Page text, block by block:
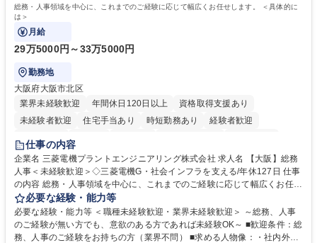
総務・人事領域を中心に、これまでのご経験に応じて幅広くお任せします。 ＜具体的に
は＞
月給
29万5000円～33万5000円
勤務地
大阪府大阪市北区
業界未経験歓迎
年間休日120日以上
資格取得支援あり
未経験者歓迎
住宅手当あり 時短勤務あり
経験者歓迎
退職金あり
駅近5分以内
土日祝休み 服装自由 寮・社宅あり 食事補助あり
仕事の内容
企業名 三菱電機プラントエンジニアリング株式会社 求人名 【大阪】総務
人事＜未経験歓迎＞◇三菱電機G・社会インフラを支える/年休127日 仕事
の内容 総務・人事領域を中心に、これまでのご経験に応じて幅広くお任せ
します。 ＜具体的には＞ ・総務/人事労務（給与・社保・勤怠管理など）
・採用・教育研修 ・福利厚生運用 など ※基本的には事務所勤務ですが、
採用や教育等の業務内容により、関西圏以外への日帰り・宿泊を伴う国内
出張もございます。 ※担当業務を持ちつつ、お互いに助け合いながら、総
必要な経験・能力等
必要な経験・能力等 ＜職種未経験歓迎・業界未経験歓迎＞ ～総務、人事
のご経験が無い方でも、意欲のある方であれば未経験OK～ ■歓迎条件：総
務、人事のご経験をお持ちの方（業界不問） ■求める人物像：・社内外の